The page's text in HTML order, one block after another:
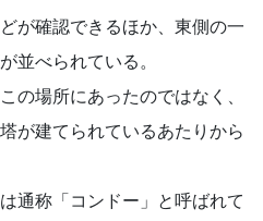
が確認できるほか、東側の一
並べられている。
の場所にあったのではなく、
が建てられているあたりから
通称「コンドー」と呼ばれて